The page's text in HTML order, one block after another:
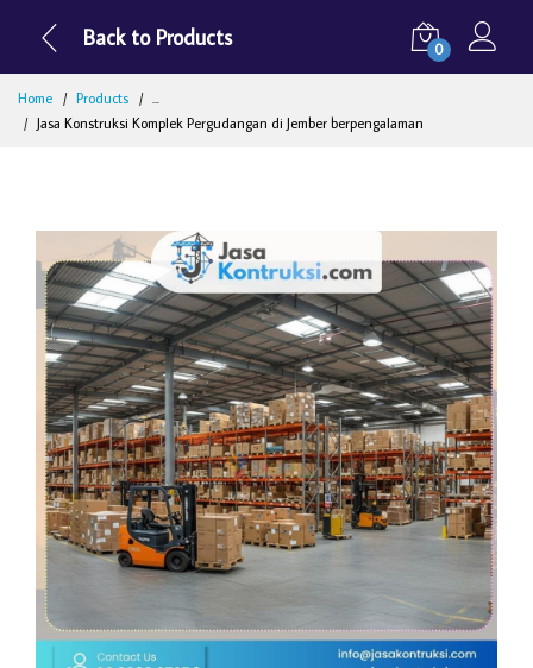
Back to Products 0
Home Products
...
Jasa Konstruksi Komplek Pergudangan di Jember berpengalaman